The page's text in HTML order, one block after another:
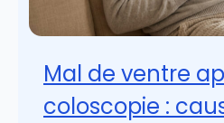
Mal de ventre
coloscopie :